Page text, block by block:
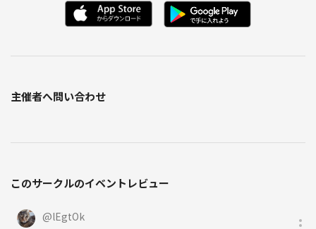
主催者へ問い合わせ
このサークルのイベントレビュー
@lEgtOk